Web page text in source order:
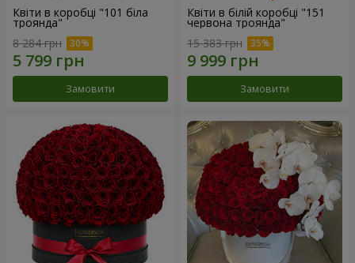
Квіти в коробці "101 біла
троянда"
8 284 грн
Замовити
Квіти в білій коробці "151
червона троянда"
15 383 грн
Замовити